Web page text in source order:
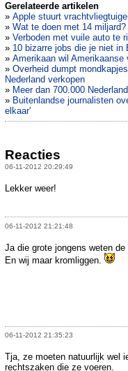
Gerelateerde artikelen
» Apple stuurt
» Wat te doen met 14
» Verboden met vuile auto te
» 10 bizarre jobs die je niet in
» Amerikaan wil Amerikaanse
» Overheid dumpt
Nederland verkopen
» Meer dan 700.000
» Buitenlandse journalisten
elkaar'
Reacties
06-11-2012 20:29:49
Lekker weer!
06-11-2012 21:21:48
Ja die grote jongens weten
En wij maar kromliggen.
06-11-2012 21:35:23
Tja, ze moeten natuurlijk wel
rechtszaken die ze voeren.